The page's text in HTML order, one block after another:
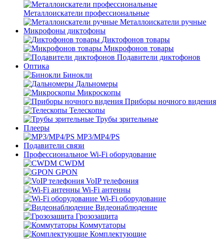
Металлоискатели профессиональные
Металлоискатели ручные
Микрофоны диктофоны
Диктофонов товары
Микрофонов товары
Подавители диктофонов
Оптика
Бинокли
Дальномеры
Микроскопы
Приборы ночного видения
Телескопы
Трубы зрительные
Плееры
MP3/MP4/PS
Подавители связи
Профессиональное Wi-Fi оборудование
CWDM
GPON
VoIP телефония
Wi-Fi антенны
Wi-Fi оборудование
Видеонаблюдение
Грозозащита
Коммутаторы
Комплектующие